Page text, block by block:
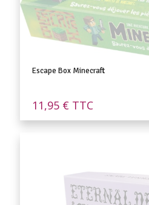
Escape Box Minecraft
11,95 € TTC